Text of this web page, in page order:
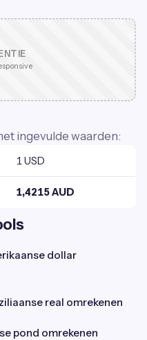
ingevulde waarden:
1 USD
1,4215 AUD
dollar
real omrekenen
pond omrekenen